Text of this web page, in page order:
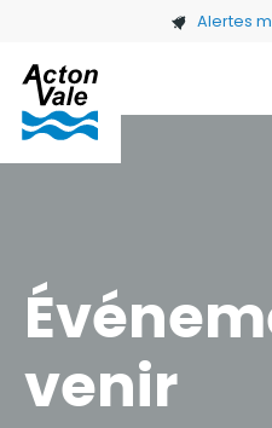
Skip to main content Alertes
venir